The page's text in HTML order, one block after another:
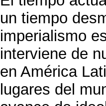
un tiempo
imperialismo
interviene de
en América
lugares del